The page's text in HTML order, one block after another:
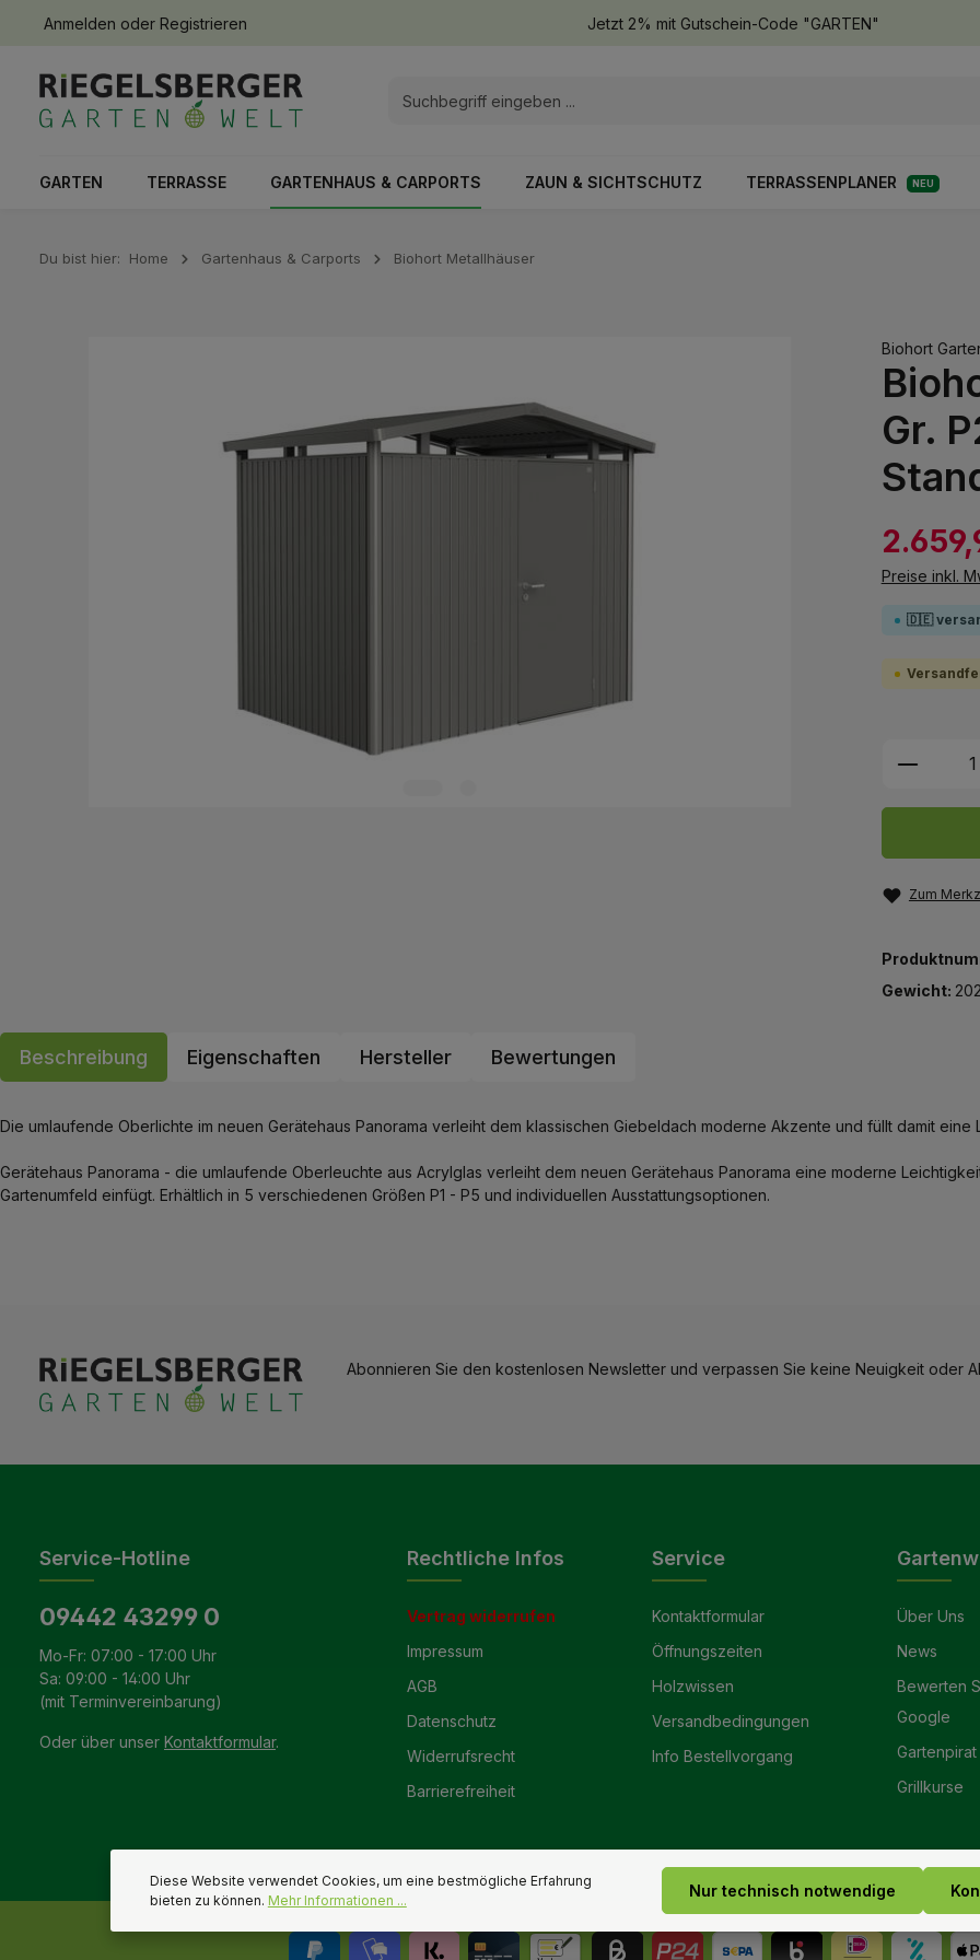
Zur Hauptnavigation springen
Anmelden oder Registrieren Jetzt 2% mit Gutschein-Code "GARTEN"
GARTEN TERRASSE GARTENHAUS & CARPORTS ZAUN & SICHTSCHUTZ TERRASSENPLANER NEU
Du bist hier: Home Gartenhaus & Carports Biohort Metallhäuser
Biohort
Gr.
Preise inkl.
🇩🇪
Zum
Gewicht:
Beschreibung Eigenschaften Hersteller Bewertungen
Die umlaufende Oberlichte im neuen Gerätehaus Panorama verleiht dem klassischen Giebeldach moderne Akzente und füllt damit eine
Gerätehaus Panorama - die umlaufende Oberleuchte aus Acrylglas verleiht dem neuen Gerätehaus Panorama eine moderne
Gartenumfeld einfügt. Erhältlich in 5 verschiedenen Größen P1 - P5 und individuellen Ausstattungsoptionen.
Abonnieren Sie den kostenlosen Newsletter und verpassen Sie keine Neuigkeit oder
Service-Hotline
09442 43299 0
Mo-Fr: 07:00 - 17:00 Uhr
Sa: 09:00 - 14:00 Uhr
(mit Terminvereinbarung)
Oder über unser Kontaktformular.
Rechtliche Infos
Vertrag widerrufen
Impressum
AGB
Datenschutz
Widerrufsrecht
Barrierefreiheit
Service
Kontaktformular
Öffnungszeiten
Holzwissen
Versandbedingungen
Info Bestellvorgang
Über Uns
News
Bewerten
Google
Gartenpirat
Grillkurse
Diese Website verwendet Cookies, um eine bestmögliche Erfahrung
bieten zu können. Mehr Informationen ... Nur technisch notwendige